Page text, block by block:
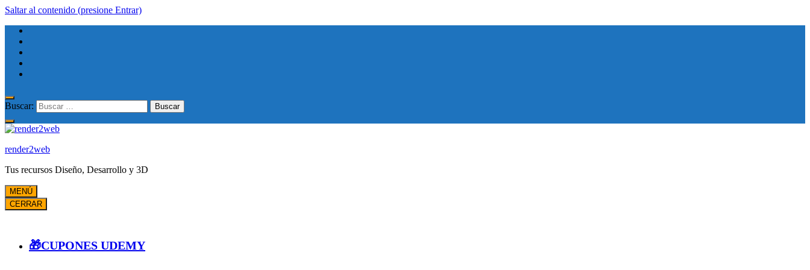
Saltar al contenido (presione Entrar)
Buscar:
render2web
Tus recursos Diseño, Desarrollo y 3D
MENÚ
CERRAR
🎁CUPONES UDEMY